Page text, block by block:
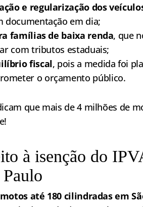
e regularização dos
documentação em dia;
famílias de baixa renda, que
com tributos estaduais;
fiscal, pois a medida foi
o orçamento público.
que mais de 4 milhões de
à isenção do
até 180 cilindradas em